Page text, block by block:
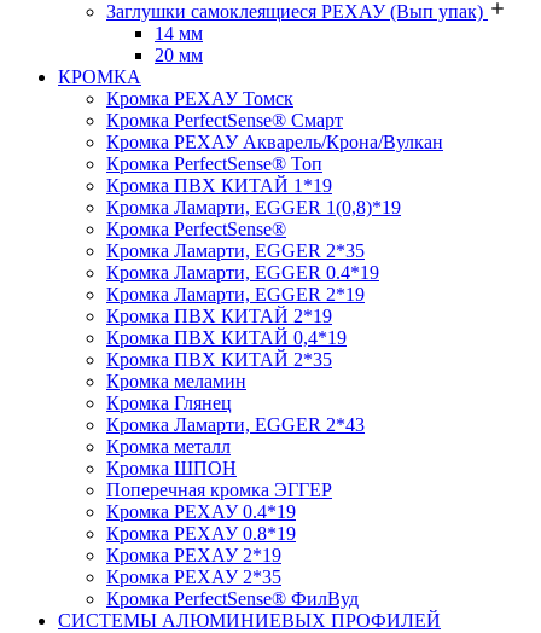
Заглушки самоклеящиеся РЕХАУ (Вып упак)
14 мм
20 мм
КРОМКА
Кромка PЕХАУ Томск
Кромка PerfectSense® Смарт
Кромка PЕХАУ Акварель/Крона/Вулкан
Кромка PerfectSense® Топ
Кромка ПВХ КИТАЙ 1*19
Кромка Ламарти, EGGER 1(0,8)*19
Кромка PerfectSense®
Кромка Ламарти, EGGER 2*35
Кромка Ламарти, EGGER 0.4*19
Кромка Ламарти, EGGER 2*19
Кромка ПВХ КИТАЙ 2*19
Кромка ПВХ КИТАЙ 0,4*19
Кромка ПВХ КИТАЙ 2*35
Кромка меламин
Кромка Глянец
Кромка Ламарти, EGGER 2*43
Кромка металл
Кромка ШПОН
Поперечная кромка ЭГГЕР
Кромка PЕХАУ 0.4*19
Кромка PЕХАУ 0.8*19
Кромка PЕХАУ 2*19
Кромка PЕХАУ 2*35
Кромка PerfectSense® ФилВуд
СИСТЕМЫ АЛЮМИНИЕВЫХ ПРОФИЛЕЙ